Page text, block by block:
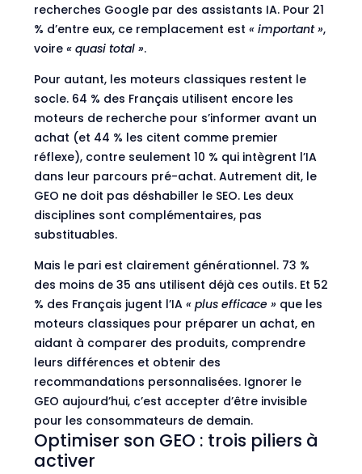
recherches Google par des assistants IA. Pour 21
% d’entre eux, ce remplacement est « important »,
voire « quasi total ».
Pour autant, les moteurs classiques restent le
socle. 64 % des Français utilisent encore les
moteurs de recherche pour s’informer avant un
achat (et 44 % les citent comme premier
réflexe), contre seulement 10 % qui intègrent l’IA
dans leur parcours pré-achat. Autrement dit, le
GEO ne doit pas déshabiller le SEO. Les deux
disciplines sont complémentaires, pas
substituables.
Mais le pari est clairement générationnel. 73 %
des moins de 35 ans utilisent déjà ces outils. Et 52
% des Français jugent l’IA « plus efficace » que les
moteurs classiques pour préparer un achat, en
aidant à comparer des produits, comprendre
leurs différences et obtenir des
recommandations personnalisées. Ignorer le
GEO aujourd’hui, c’est accepter d’être invisible
pour les consommateurs de demain.
Optimiser son GEO : trois piliers à
activer